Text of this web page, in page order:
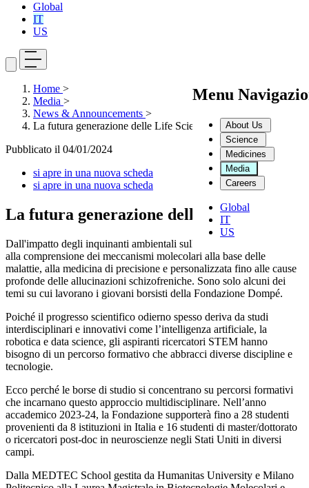
Global
IT
US
Menu
About Us
Science
Medicines
Media
Careers
Global
IT
US
Home >
Media >
News & Announcements >
La futura generazione delle Life Science
Pubblicato il 04/01/2024
si apre in una nuova scheda
si apre in una nuova scheda
La futura generazione delle Life Science
Dall'impatto degli inquinanti ambientali sullo sviluppo neurologico,
alla comprensione dei meccanismi molecolari alla base delle
malattie, alla medicina di precisione e personalizzata fino alle cause
profonde delle allucinazioni schizofreniche. Sono solo alcuni dei
temi su cui lavorano i giovani borsisti della Fondazione Dompé.
Poiché il progresso scientifico odierno spesso deriva da studi
interdisciplinari e innovativi come l’intelligenza artificiale, la
robotica e data science, gli aspiranti ricercatori STEM hanno
bisogno di un percorso formativo che abbracci diverse discipline e
tecnologie.
Ecco perché le borse di studio si concentrano su percorsi formativi
che incarnano questo approccio multidisciplinare. Nell’anno
accademico 2023-24, la Fondazione supporterà fino a 28 studenti
provenienti da 8 istituzioni in Italia e 16 studenti di master/dottorato
o ricercatori post-doc in neuroscienze negli Stati Uniti in diversi
campi.
Dalla MEDTEC School gestita da Humanitas University e Milano